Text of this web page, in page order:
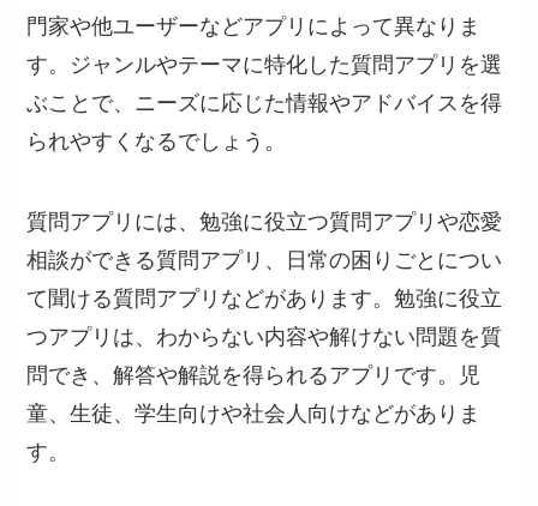
門家や他ユーザーなどアプリによって異なりま
す。ジャンルやテーマに特化した質問アプリを選
ぶことで、ニーズに応じた情報やアドバイスを得
られやすくなるでしょう。
質問アプリには、勉強に役立つ質問アプリや恋愛
相談ができる質問アプリ、日常の困りごとについ
て聞ける質問アプリなどがあります。勉強に役立
つアプリは、わからない内容や解けない問題を質
問でき、解答や解説を得られるアプリです。児
童、生徒、学生向けや社会人向けなどがありま
す。